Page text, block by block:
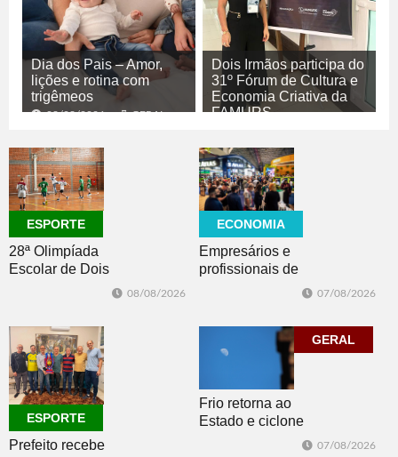
Dia dos Pais – Amor,
lições e rotina com
trigêmeos
08/08/2026 GERAL
Dois Irmãos participa do
31º Fórum de Cultura e
Economia Criativa da
FAMURS
CULTURA
ESPORTE
28ª Olimpíada
Escolar de Dois
08/08/2026
ECONOMIA
Empresários e
profissionais de
07/08/2026
ESPORTE
Prefeito recebe
GERAL
Frio retorna ao
Estado e ciclone
07/08/2026